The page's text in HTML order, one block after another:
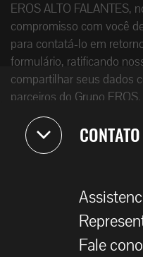
EROS ALTO FALANTES,
compromisso com você
para contatá-lo em
formulário, ratificando
compartilhar seus dados
parceiros do Grupo EROS.
CONTATO
Fale